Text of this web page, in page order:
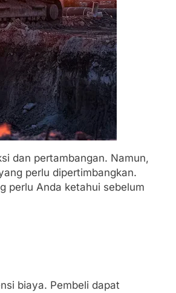
dan pertambangan. Namun,
perlu dipertimbangkan.
perlu Anda ketahui sebelum
biaya. Pembeli dapat